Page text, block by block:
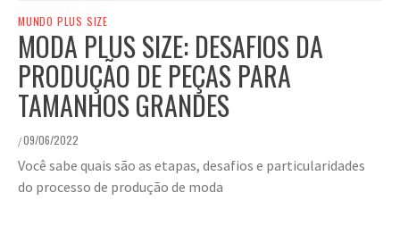
MUNDO PLUS SIZE
MODA PLUS SIZE: DESAFIOS DA
PRODUÇÃO DE PEÇAS PARA
TAMANHOS GRANDES
/09/06/2022
Você sabe quais são as etapas, desafios e particularidades
do processo de produção de moda